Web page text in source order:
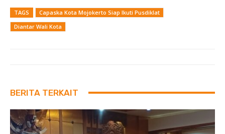
TAGS
Capaska Kota Mojokerto Siap Ikuti Pusdiklat
Diantar Wali Kota
BERITA TERKAIT